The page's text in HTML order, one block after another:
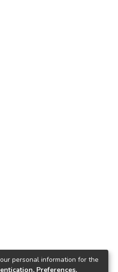
personal information for the
Preferences,